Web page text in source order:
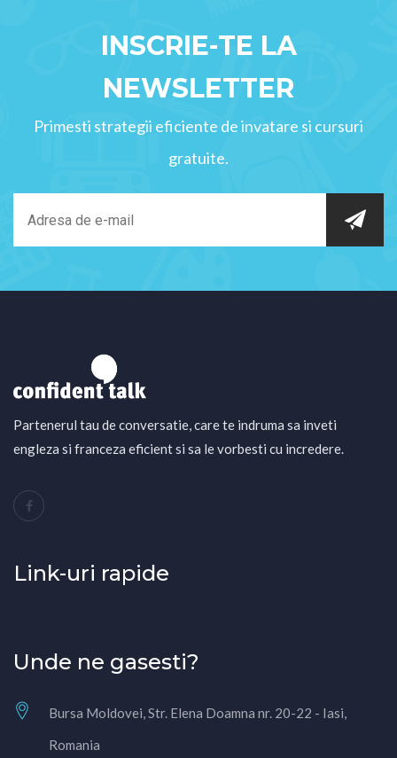
INSCRIE-TE LA
NEWSLETTER
Primesti strategii eficiente de invatare si cursuri
gratuite.
Partenerul tau de conversatie, care te indruma sa inveti
engleza si franceza eficient si sa le vorbesti cu incredere.
Link-uri rapide
Unde ne gasesti?
Bursa Moldovei, Str. Elena Doamna nr. 20-22 - Iasi,
Romania